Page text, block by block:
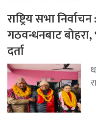
राष्ट्रिय सभा
गठवन्धनबाट बोहरा,
दर्ता